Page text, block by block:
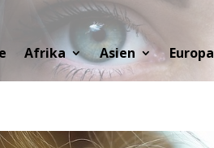
Afrika Asien Europa